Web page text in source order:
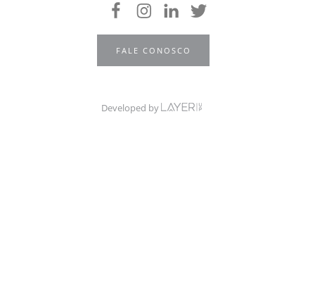
FALE CONOSCO
Developed by